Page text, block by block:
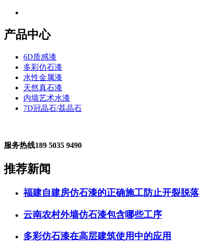
产品中心
6D质感漆
多彩仿石漆
水性金属漆
天然真石漆
内墙艺术水漆
7D冠晶石/荔晶石
服务热线189 5035 9490
推荐新闻
福建自建房仿石漆的正确施工防止开裂脱落
云南农村外墙仿石漆包含哪些工序
多彩仿石漆在高层建筑使用中的应用